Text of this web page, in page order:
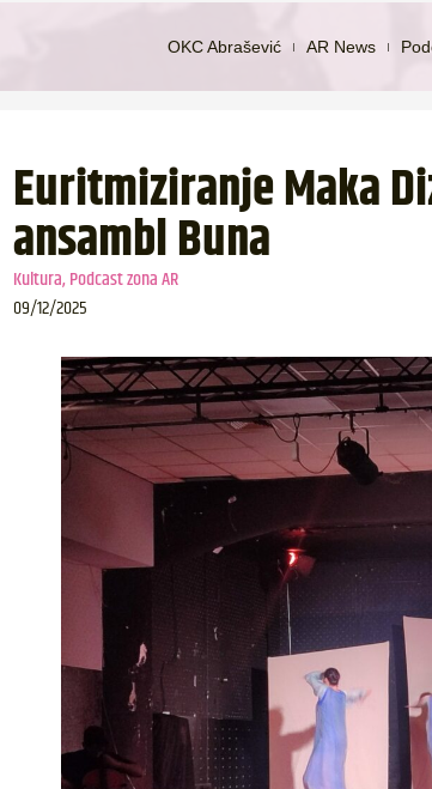
OKC Abrašević AR News
Euritmiziranje Maka
ansambl Buna
Kultura,Podcast zona AR
09/12/2025